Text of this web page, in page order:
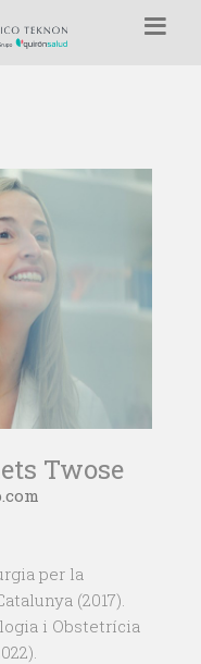
Twose
per la
(2017).
i Obstetrícia